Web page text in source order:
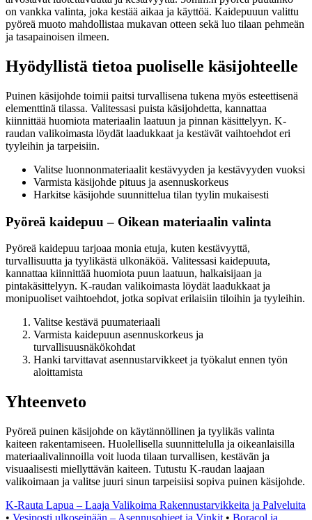
on vankka valinta, joka kestää aikaa ja käyttöä. Kaidepuuun valittu
pyöreä muoto mahdollistaa mukavan otteen sekä luo tilaan pehmeän
ja tasapainoisen ilmeen.
Hyödyllistä tietoa puoliselle käsijohteelle
Puinen käsijohde toimii paitsi turvallisena tukena myös esteettisenä
elementtinä tilassa. Valitessasi puista käsijohdetta, kannattaa
kiinnittää huomiota materiaalin laatuun ja pinnan käsittelyyn. K-
raudan valikoimasta löydät laadukkaat ja kestävät vaihtoehdot eri
tyyleihin ja tarpeisiin.
Valitse luonnonmateriaalit kestävyyden ja kestävyyden vuoksi
Varmista käsijohde pituus ja asennuskorkeus
Harkitse käsijohde suunnittelua tilan tyylin mukaisesti
Pyöreä kaidepuu – Oikean materiaalin valinta
Pyöreä kaidepuu tarjoaa monia etuja, kuten kestävyyttä,
turvallisuutta ja tyylikästä ulkonäköä. Valitessasi kaidepuuta,
kannattaa kiinnittää huomiota puun laatuun, halkaisijaan ja
pintakäsittelyyn. K-raudan valikoimasta löydät laadukkaat ja
monipuoliset vaihtoehdot, jotka sopivat erilaisiin tiloihin ja tyyleihin.
Valitse kestävä puumateriaali
Varmista kaidepuun asennuskorkeus ja
turvallisuusnäkökohdat
Hanki tarvittavat asennustarvikkeet ja työkalut ennen työn
aloittamista
Yhteenveto
Pyöreä puinen käsijohde on käytännöllinen ja tyylikäs valinta
kaiteen rakentamiseen. Huolellisella suunnittelulla ja oikeanlaisilla
materiaalivalinnoilla voit luoda tilaan turvallisen, kestävän ja
visuaalisesti miellyttävän kaiteen. Tutustu K-raudan laajaan
valikoimaan ja valitse juuri sinun tarpeisiisi sopiva puinen käsijohde.
K-Rauta Lapua – Laaja Valikoima Rakennustarvikkeita ja Palveluita